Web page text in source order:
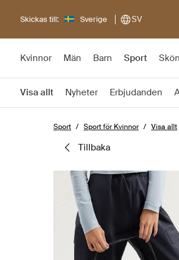
Skickas till: Sverige SV
Kvinnor Män Barn Sport
Visa allt Nyheter Erbjudanden
Sport Sport för Kvinnor Visa allt
tillbaka